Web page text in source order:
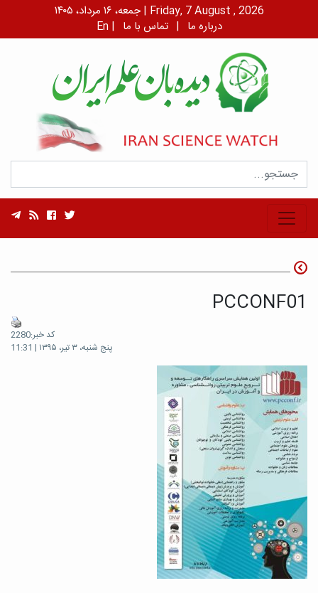
جمعه، ۱۶ مرداد، ۱۴۰۵ | Friday, 7 August , 2026
En | درباره ما | تماس با ما
PCCONF01
کد خبر:2280
پنج شنبه، ۳ تیر، ۱۳۹۵ | 11:31